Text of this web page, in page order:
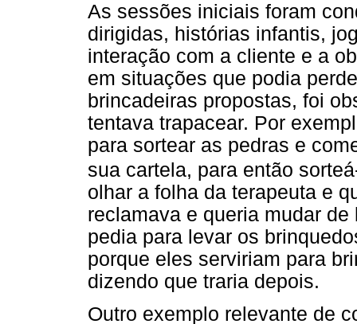
As sessões iniciais foram
dirigidas, histórias infantis,
interação com a cliente e a
em situações que podia
brincadeiras propostas, foi
tentava trapacear. Por
para sortear as pedras e
sua cartela, para então
olhar a folha da terapeuta e
reclamava e queria mudar
pedia para levar os
porque eles serviriam para
dizendo que traria depois.
Outro exemplo relevante de